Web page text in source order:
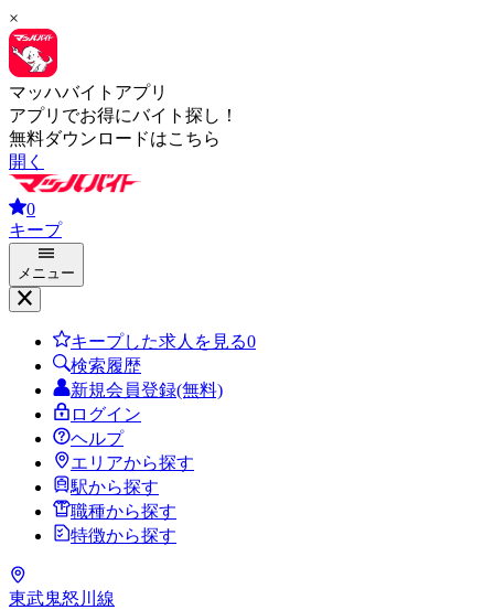
×
マッハバイトアプリ
アプリでお得にバイト探し！
無料ダウンロードはこちら
開く
0
キープ
メニュー
キープした求人を見る0
検索履歴
新規会員登録(無料)
ログイン
ヘルプ
エリアから探す
駅から探す
職種から探す
特徴から探す
東武鬼怒川線